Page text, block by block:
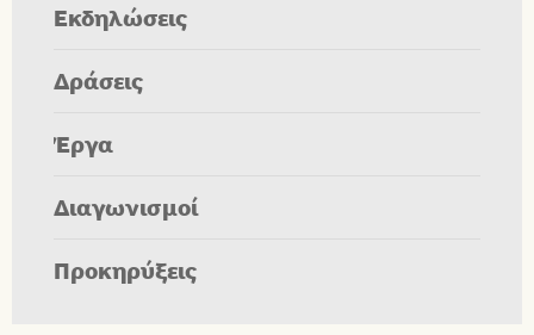
Εκδηλώσεις
Δράσεις
Έργα
Διαγωνισμοί
Προκηρύξεις